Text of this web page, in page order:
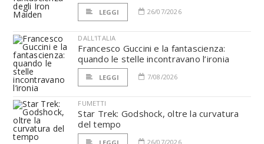
LEGGI 26/07/2026
DALL'ITALIA
Francesco Guccini e la fantascienza:
quando le stelle incontravano l’ironia
LEGGI 7/08/2026
FUMETTI
Star Trek: Godshock, oltre la curvatura
del tempo
26/07/2026